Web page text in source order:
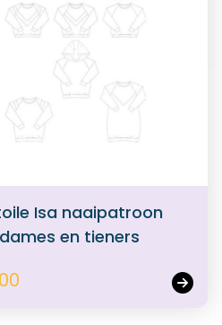
Isa naaipatroon
en tieners